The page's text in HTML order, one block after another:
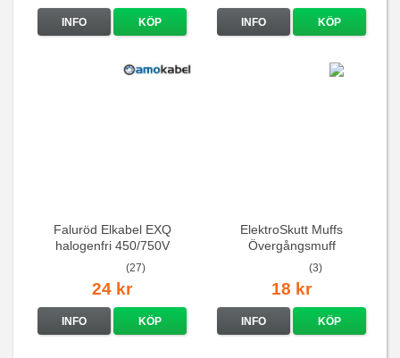
INFO KÖP INFO KÖP
Faluröd Elkabel EXQ
halogenfri 450/750V
(27)
24 kr
INFO KÖP
ElektroSkutt Muffs
Övergångsmuff
(3)
18 kr
INFO KÖP